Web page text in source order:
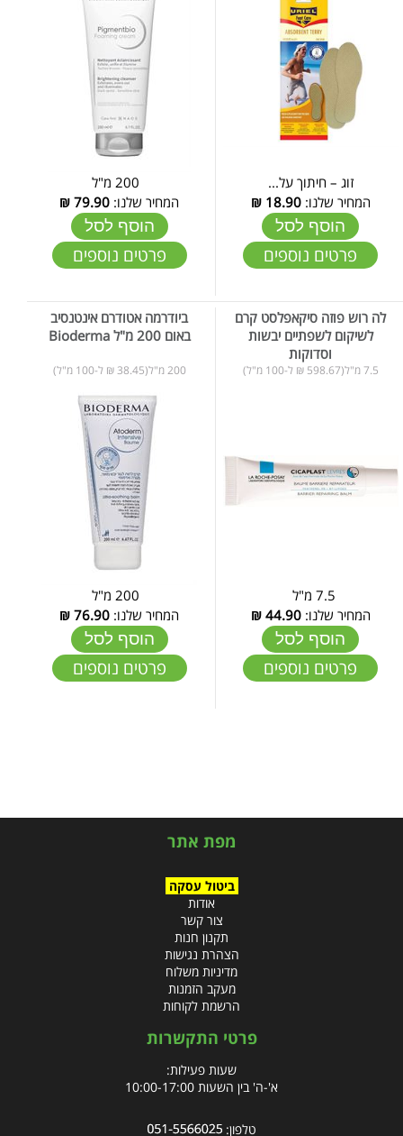
זוג – חיתוך על...
המחיר שלנו:18.90
₪
הוסף לסל
פרטים נוספים
המחיר שלנו: 79.90
₪
הוסף לסל
פרטים נוספים
לה רוש פוזה סיקאפלסט קרם
לשיקום לשפתיים יבשות
וסדוקות
7.5 מ"ל(598.67 ₪ ל-100 מ"ל)
7.5 מ"ל
המחיר שלנו:44.90
₪
הוסף לסל
פרטים נוספים
ביודרמה אטודרם אינטנסיב
באום 200 מ"ל Bioderma
200 מ"ל(38.45 ₪ ל-100 מ"ל)
המחיר שלנו: 76.90
₪
הוסף לסל
פרטים נוספים
מפת אתר
ביטול עסקה
אודות
צור קשר
תקנון חנות
הצהרת נגישות
מדיניות משלוח
מעקב הזמנות
הרשמת לקוחות
פרטי התקשרות
שעות פעילות:
א'-ה' בין השעות 10:00-17:00
טלפון: